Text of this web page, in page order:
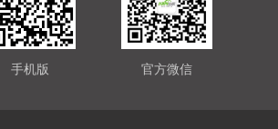
官方微信
手机版